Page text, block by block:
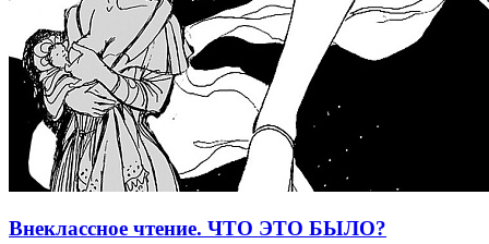
Внеклассное чтение. ЧТО ЭТО БЫЛО?